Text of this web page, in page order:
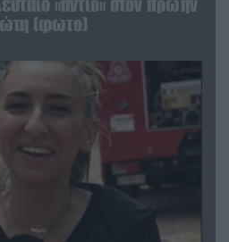
«αντίο» στον πρώην
(φωτο)